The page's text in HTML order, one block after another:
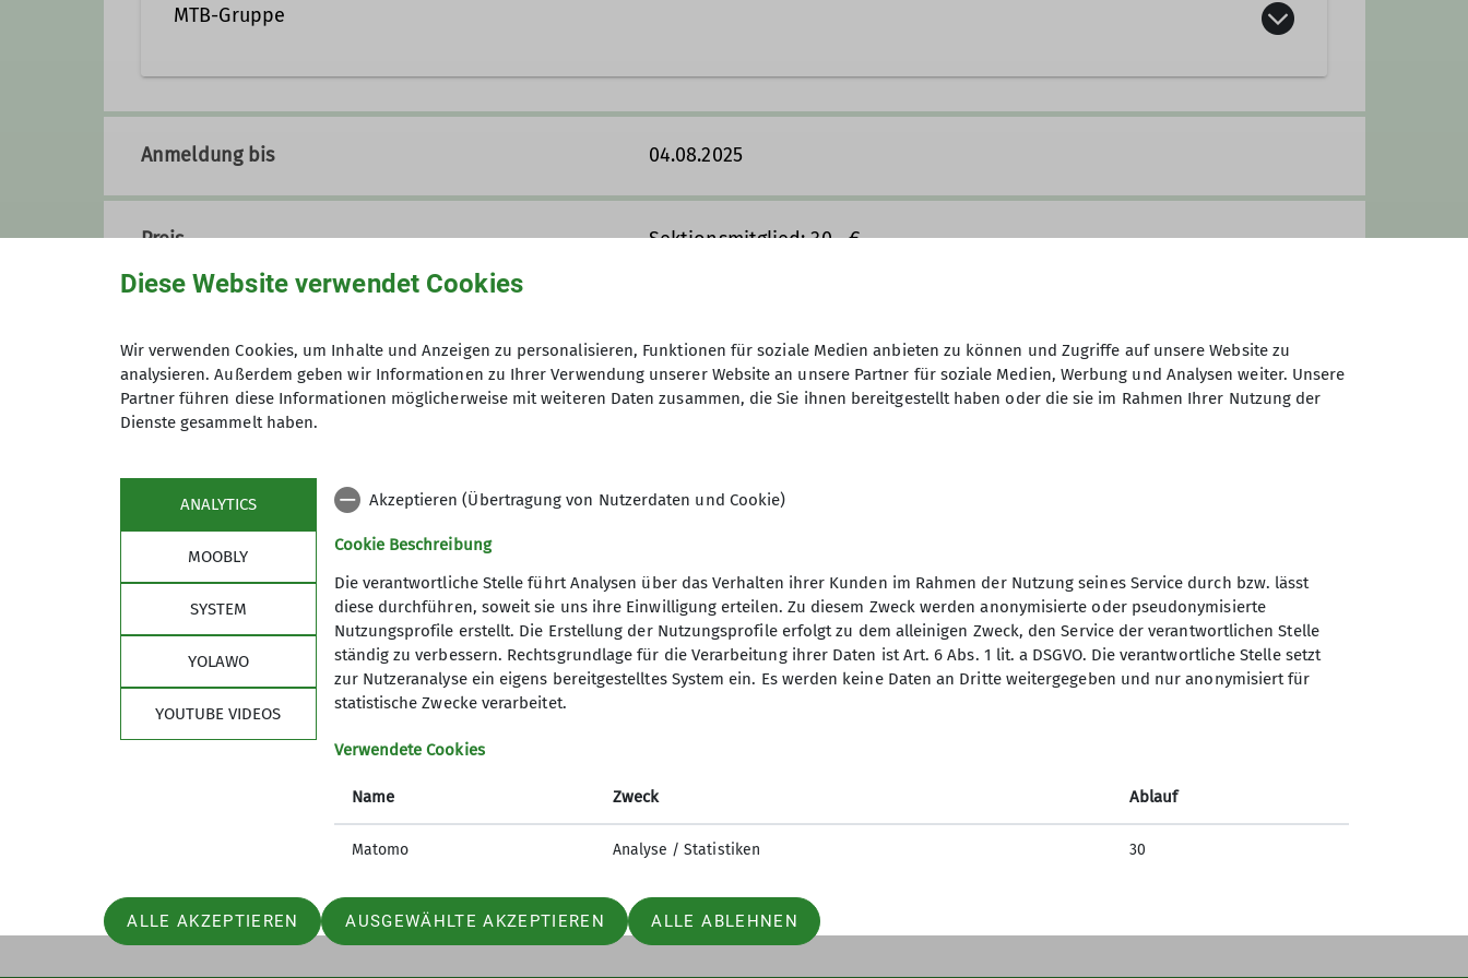
MTB-Gruppe
After Work Biken
05.08.26 - 18 Uhr, Treffpunkt gegenüber von Elkes Treff in Bottrop-Grafenmühle (Alter Postweg 126)
Allgemeine Umfrage
Wir arbeiten stetig daran für Euch das Beste rauszuholen. Damit das auch gelingt, habt ihr mit der folgenden Umfrage die
Möglichkeit uns mitzuteilen, ob alles schon perfekt ist, oder ob doch irgendwo der Schuh drückt.
Zur Umfrage
___
Der einfachste Weg mit uns in Kontakt zu treten ist einfach bei den Treffs oder Touren vorbei zu kommen. Sollte das
nicht klappen, kann man uns einfach per E-Mail erreichen.
Auch zu den Touren sind Schnupperfahrer willkommen, wenn sie den Anforderungen entsprechen (Voraussetzung hier:
DAV-Mitgliedschaft). Das Bike muss technisch einwandfrei sein und das Tragen eines Radhelmes ist Pflicht!
Fahrradhandschuhe, Brille/Bikebrille sind sehr ratsam. Ersatzschlauch sollte mitgeführt werden. Wetterbedingte Absagen
Anmeldung bis 04.08.2025
Preis
Sektionsmitglied: 30,- €
Maximale Teilnehmeranzahl 12
Sektion
Geschäftsstelle
Mitglied werden
Alpenverein
DAV Hauptverband
DAV-Shop
JDAV Landesverband NRW
Service
Sektion Duisburg des
Deutschen Alpenvereins e.V.
Lösorter Straße 115
Diese Website verwendet Cookies
Wir verwenden Cookies, um Inhalte und Anzeigen zu personalisieren, Funktionen für soziale Medien anbieten zu können und Zugriffe auf unsere Website zu
analysieren. Außerdem geben wir Informationen zu Ihrer Verwendung unserer Website an unsere Partner für soziale Medien, Werbung und Analysen weiter. Unsere
Partner führen diese Informationen möglicherweise mit weiteren Daten zusammen, die Sie ihnen bereitgestellt haben oder die sie im Rahmen Ihrer Nutzung der
Dienste gesammelt haben.
ANALYTICS
MOOBLY
SYSTEM
YOLAWO
YOUTUBE VIDEOS
Akzeptieren (Übertragung von Nutzerdaten und Cookie)
Cookie Beschreibung
Die verantwortliche Stelle führt Analysen über das Verhalten ihrer Kunden im Rahmen der Nutzung seines Service durch bzw. lässt
diese durchführen, soweit sie uns ihre Einwilligung erteilen. Zu diesem Zweck werden anonymisierte oder pseudonymisierte
Nutzungsprofile erstellt. Die Erstellung der Nutzungsprofile erfolgt zu dem alleinigen Zweck, den Service der verantwortlichen Stelle
ständig zu verbessern. Rechtsgrundlage für die Verarbeitung ihrer Daten ist Art. 6 Abs. 1 lit. a DSGVO. Die verantwortliche Stelle setzt
zur Nutzeranalyse ein eigens bereitgestelltes System ein. Es werden keine Daten an Dritte weitergegeben und nur anonymisiert für
statistische Zwecke verarbeitet.
Verwendete Cookies
Name Zweck Ablauf
Matomo Analyse / Statistiken 30
ALLE AKZEPTIEREN AUSGEWÄHLTE AKZEPTIEREN ALLE ABLEHNEN